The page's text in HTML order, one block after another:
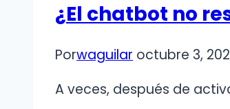
¿El chatbot no
Porwaguilar octubre 3,
A veces, después de